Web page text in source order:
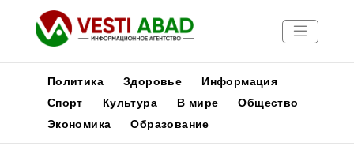
Новости
Политика Здоровье
Информация
Спорт
Культура В мире
Общество
Экономика
Образование